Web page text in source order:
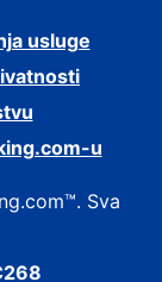
usluge
u
Sva